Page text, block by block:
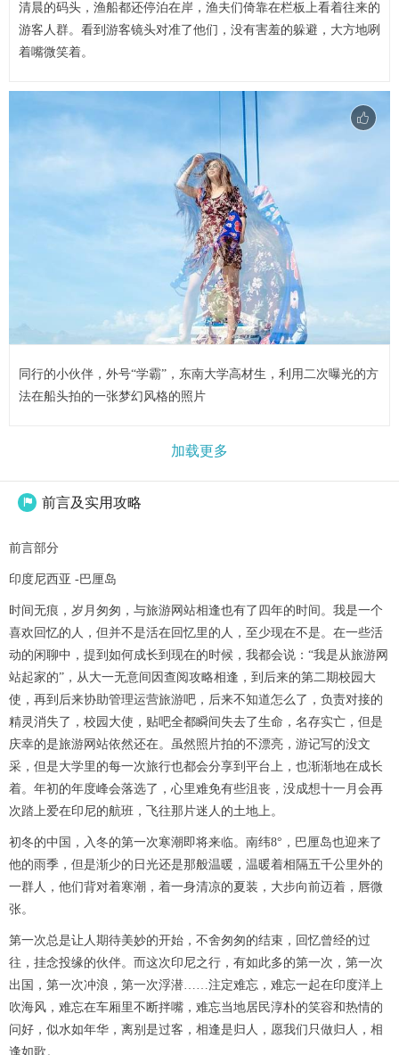
清晨的码头，渔船都还停泊在岸，渔夫们倚靠在栏板上看着往来的
游客人群。看到游客镜头对准了他们，没有害羞的躲避，大方地咧
着嘴微笑着。
同行的小伙伴，外号“学霸”，东南大学高材生，利用二次曝光的方
法在船头拍的一张梦幻风格的照片
加载更多
 前言及实用攻略
前言部分
印度尼西亚 -巴厘岛
时间无痕，岁月匆匆，与旅游网站相逢也有了四年的时间。我是一个
喜欢回忆的人，但并不是活在回忆里的人，至少现在不是。在一些活
动的闲聊中，提到如何成长到现在的时候，我都会说：“我是从旅游网
站起家的”，从大一无意间因查阅攻略相逢，到后来的第二期校园大
使，再到后来协助管理运营旅游吧，后来不知道怎么了，负责对接的
精灵消失了，校园大使，贴吧全都瞬间失去了生命，名存实亡，但是
庆幸的是旅游网站依然还在。虽然照片拍的不漂亮，游记写的没文
采，但是大学里的每一次旅行也都会分享到平台上，也渐渐地在成长
着。年初的年度峰会落选了，心里难免有些沮丧，没成想十一月会再
次踏上爱在印尼的航班，飞往那片迷人的土地上。
初冬的中国，入冬的第一次寒潮即将来临。南纬8°，巴厘岛也迎来了
他的雨季，但是渐少的日光还是那般温暖，温暖着相隔五千公里外的
一群人，他们背对着寒潮，着一身清凉的夏装，大步向前迈着，唇微
张。
第一次总是让人期待美妙的开始，不舍匆匆的结束，回忆曾经的过
往，挂念投缘的伙伴。而这次印尼之行，有如此多的第一次，第一次
出国，第一次冲浪，第一次浮潜……注定难忘，难忘一起在印度洋上
吹海风，难忘在车厢里不断拌嘴，难忘当地居民淳朴的笑容和热情的
问好，似水如年华，离别是过客，相逢是归人，愿我们只做归人，相
逢如歌。